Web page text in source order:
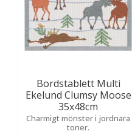
Bordstablett Multi
Ekelund Clumsy Moose
35x48cm
Charmigt mönster i jordnära
toner.